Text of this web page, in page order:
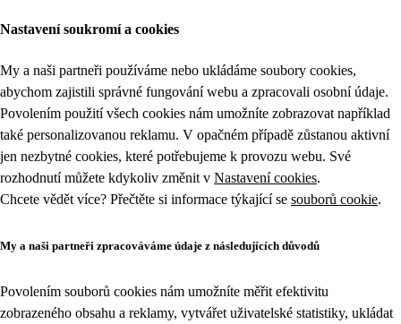
Nastavení soukromí a cookies
My a naši partneři používáme nebo ukládáme soubory cookies,
abychom zajistili správné fungování webu a zpracovali osobní údaje.
Povolením použití všech cookies nám umožníte zobrazovat například
také personalizovanou reklamu. V opačném případě zůstanou aktivní
jen nezbytné cookies, které potřebujeme k provozu webu. Své
rozhodnutí můžete kdykoliv změnit v Nastavení cookies.
Chcete vědět více? Přečtěte si informace týkající se souborů cookie.
My a naši partneři zpracováváme údaje z následujících důvodů
Povolením souborů cookies nám umožníte měřit efektivitu
zobrazeného obsahu a reklamy, vytvářet uživatelské statistiky, ukládat